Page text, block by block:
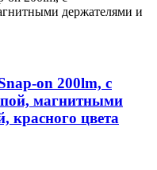
on 200lm, с
магнитными
красного цвета